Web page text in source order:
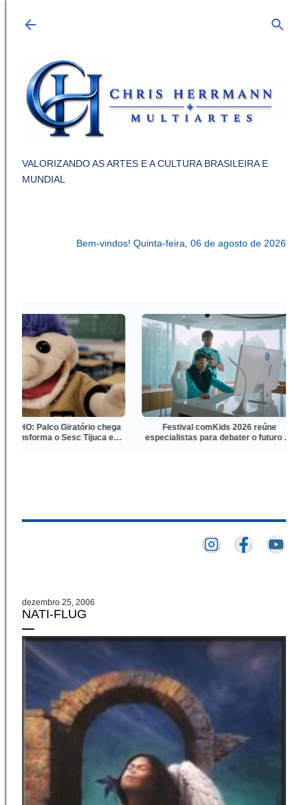
VALORIZANDO AS ARTES E A CULTURA BRASILEIRA E
MUNDIAL
Bem-vindos! Quinta-feira, 06 de agosto de 2026
Palco Giratório chega
o Sesc Tijuca em
Festival comKids 2026 reúne
especialistas para debater o futuro da
dezembro 25, 2006
NATI-FLUG